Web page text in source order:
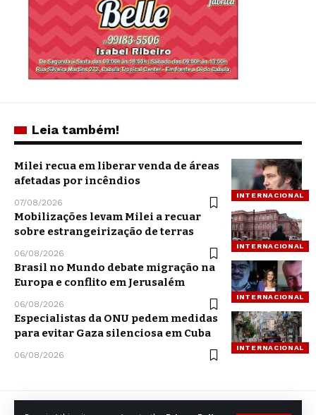
Leia também!
INTERNACIONAL
Milei recua em liberar venda de áreas
afetadas por incêndios
07/08/2026
INTERNACIONAL
Mobilizações levam Milei a recuar
sobre estrangeirização de terras
06/08/2026
INTERNACIONAL
Brasil no Mundo debate migração na
Europa e conflito em Jerusalém
06/08/2026
INTERNACIONAL
Especialistas da ONU pedem medidas
para evitar Gaza silenciosa em Cuba
06/08/2026